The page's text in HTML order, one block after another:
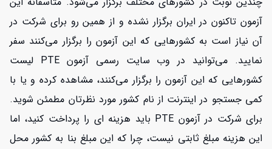
آزمون تاکنون در ایران برگزار نشده و از همین رو برای شرکت در
آن نیاز است به کشورهایی که این آزمون را برگزار می‌کنند سفر
نمایید. می‌توانید در وب سایت رسمی آزمون PTE لیست
کشورهایی که این آزمون را برگزار می‌کنند، مشاهده کرده و یا با
کمی جستجو در اینترنت از نام کشور مورد نظرتان مطمئن شوید.
برای شرکت در آزمون PTE باید هزینه ای را پرداخت کنید، اما
این هزینه مبلغ ثابتی نیست، چرا که این مبلغ بنا به کشور محل